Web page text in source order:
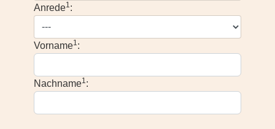
Anrede1:
Vorname1:
Nachname1: